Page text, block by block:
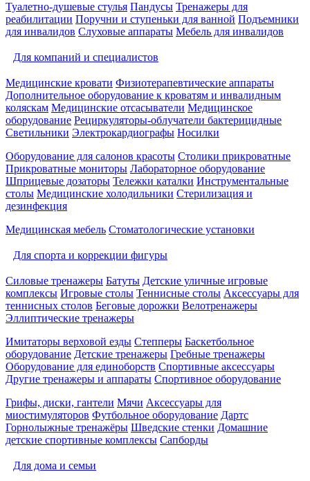
Туалетно-душевые стулья Пандусы Тренажеры для
реабилитации Поручни и ступеньки для ванной Подъемники
для инвалидов Слуховые аппараты Мебель для инвалидов
Для компаний и специалистов
Медицинские кровати Физиотерапевтические аппараты
Дополнительное оборудование к кроватям и инвалидным
коляскам Медицинские отсасыватели Медицинское
оборудование Рециркуляторы-облучатели бактерицидные
Светильники Электрокардиографы Носилки
Оборудование для салонов красоты Столики прикроватные
Прикроватные мониторы Лабораторное оборудование
Шприцевые дозаторы Тележки каталки Инструментальные
столы Медицинские холодильники Стерилизация и
дезинфекция
Медицинская мебель Стоматологические установки
Для спорта и коррекции фигуры
Силовые тренажеры Батуты Детские уличные игровые
комплексы Игровые столы Теннисные столы Аксессуары для
теннисных столов Беговые дорожки Велотренажеры
Эллиптические тренажеры
Имитаторы верховой езды Степперы Баскетбольное
оборудование Детские тренажеры Гребные тренажеры
Оборудование для единоборств Спортивные аксессуары
Другие тренажеры и аппараты Спортивное оборудование
Грифы, диски, гантели Мячи Аксессуары для
миостимуляторов Футбольное оборудование Дартс
Горнолыжные тренажёры Шведские стенки Домашние
детские спортивные комплексы Сапборды
Для дома и семьи